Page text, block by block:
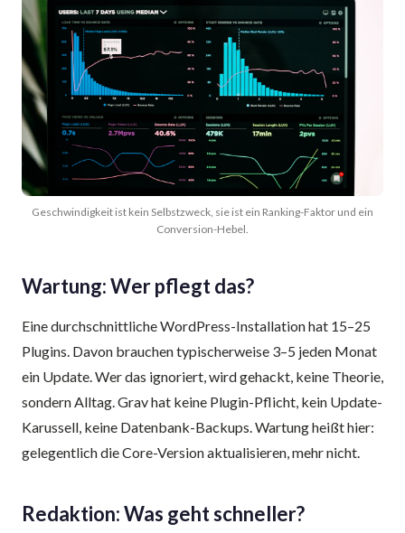
Geschwindigkeit ist kein Selbstzweck, sie ist ein Ranking-Faktor und ein
Conversion-Hebel.
Wartung: Wer pflegt das?
Eine durchschnittliche WordPress-Installation hat 15–25
Plugins. Davon brauchen typischer­weise 3–5 jeden Monat
ein Update. Wer das ignoriert, wird gehackt, keine Theorie,
sondern Alltag. Grav hat keine Plugin-Pflicht, kein Update-
Karussell, keine Datenbank-Backups. Wartung heißt hier:
gelegentlich die Core-Version aktualisieren, mehr nicht.
Redaktion: Was geht schneller?